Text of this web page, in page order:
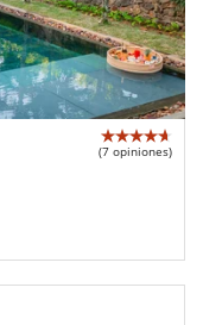
(7 opiniones)